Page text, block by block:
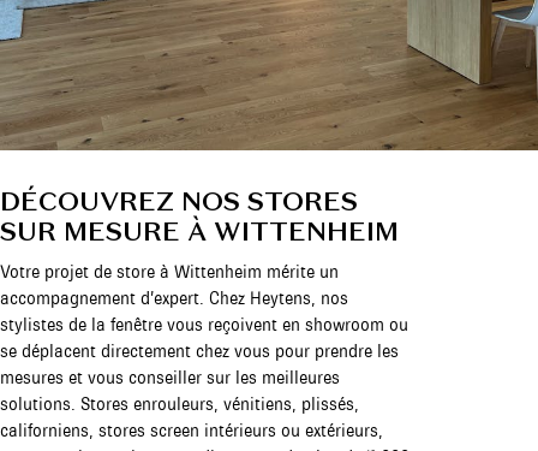
DÉCOUVREZ NOS STORES
SUR MESURE À WITTENHEIM
Votre projet de store à Wittenheim mérite un
accompagnement d’expert. Chez Heytens, nos
stylistes de la fenêtre vous reçoivent en showroom ou
se déplacent directement chez vous pour prendre les
mesures et vous conseiller sur les meilleures
solutions. Stores enrouleurs, vénitiens, plissés,
californiens, stores screen intérieurs ou extérieurs,